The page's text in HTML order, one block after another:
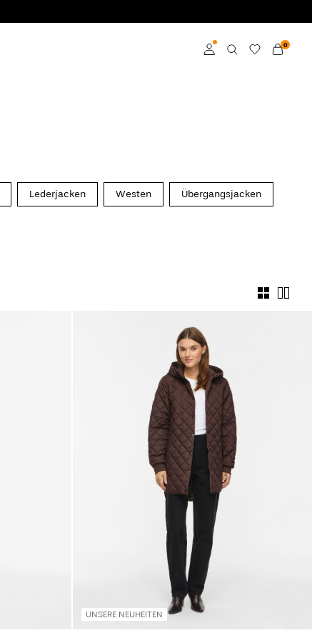
0
Lederjacken Westen Übergangsjacken
UNSERE NEUHEITEN